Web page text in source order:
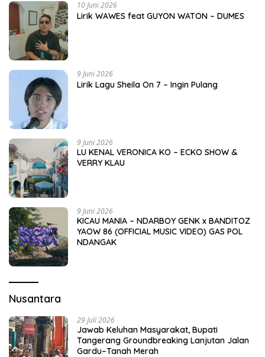
10 Juni 2026
Lirik WAWES feat GUYON WATON – DUMES
9 Juni 2026
Lirik Lagu Sheila On 7 – Ingin Pulang
9 Juni 2026
LU KENAL VERONICA KO – ECKO SHOW &
VERRY KLAU
9 Juni 2026
KICAU MANIA – NDARBOY GENK x BANDITOZ
YAOW 86 (OFFICIAL MUSIC VIDEO) GAS POL
NDANGAK
Nusantara
29 Juli 2026
Jawab Keluhan Masyarakat, Bupati
Tangerang Groundbreaking Lanjutan Jalan
Gardu–Tanah Merah